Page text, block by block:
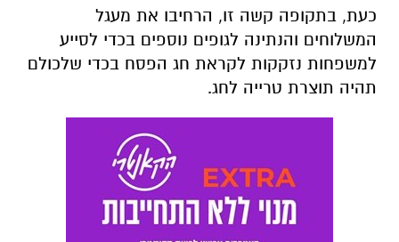
כעת, בתקופה קשה זו, הרחיבו את מעגל
המשלוחים והנתינה לגופים נוספים בכדי לסייע
למשפחות נזקקות לקראת חג הפסח בכדי שלכולם
תהיה תוצרת טרייה לחג.